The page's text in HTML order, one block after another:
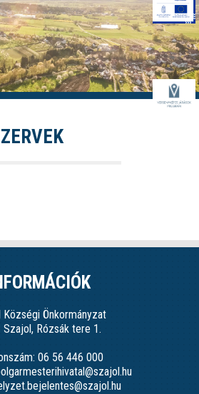
Községi Önkormányzat
Szajol, Rózsák tere 1.
06 56 446 000